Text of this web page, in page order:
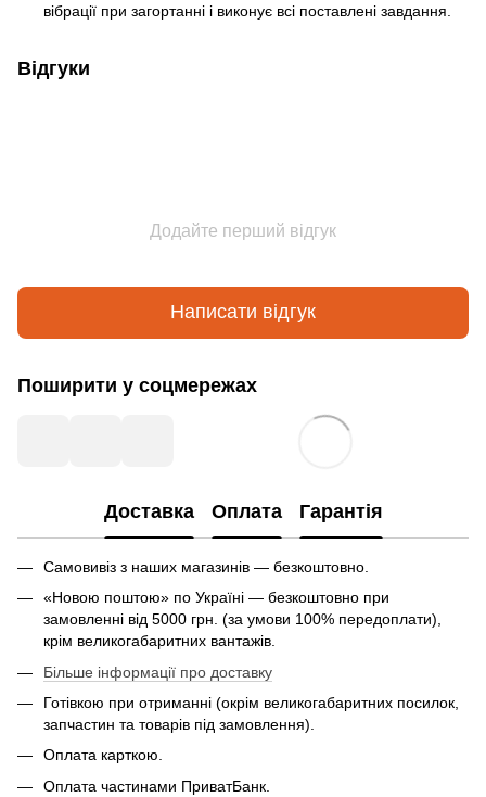
вібрації при загортанні і виконує всі поставлені завдання.
Відгуки
Додайте перший відгук
Написати відгук
Поширити у соцмережах
Доставка Оплата Гарантія
Самовивіз з наших магазинів — безкоштовно.
«Новою поштою» по Україні — безкоштовно при
замовленні від 5000 грн. (за умови 100% передоплати),
крім великогабаритних вантажів.
Більше інформації про доставку
Готівкою при отриманні (окрім великогабаритних посилок,
запчастин та товарів під замовлення).
Оплата карткою.
Оплата частинами ПриватБанк.